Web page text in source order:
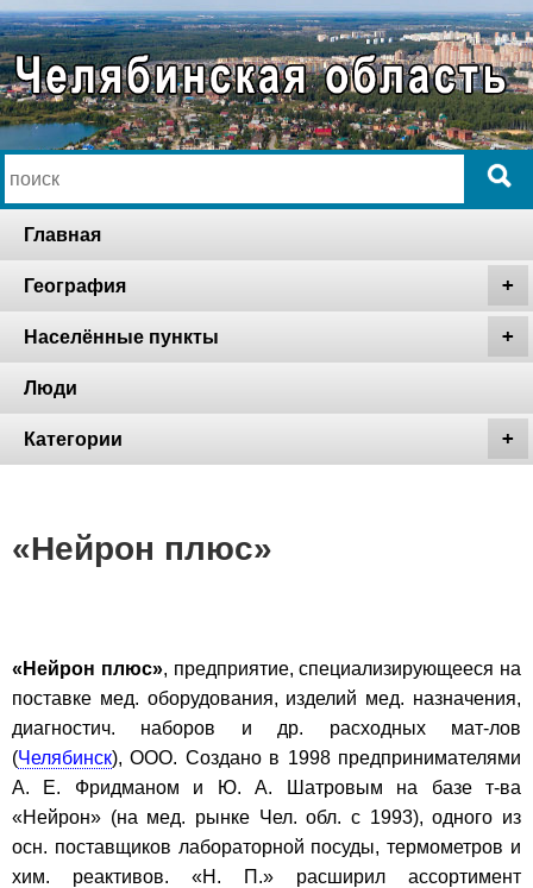
Главная
География
Населённые пункты
Люди
Категории
«Нейрон плюс»
«Нейрон плюс», предприятие, специализирующееся на
поставке мед. оборудования, изделий мед. назначения,
диагностич. наборов и др. расходных мат-лов
(Челябинск), ООО. Создано в 1998 предпринимателями
А. Е. Фридманом и Ю. А. Шатровым на базе т-ва
«Нейрон» (на мед. рынке Чел. обл. с 1993), одного из
осн. поставщиков лабораторной посуды, термометров и
хим. реактивов. «Н. П.» расширил ассортимент